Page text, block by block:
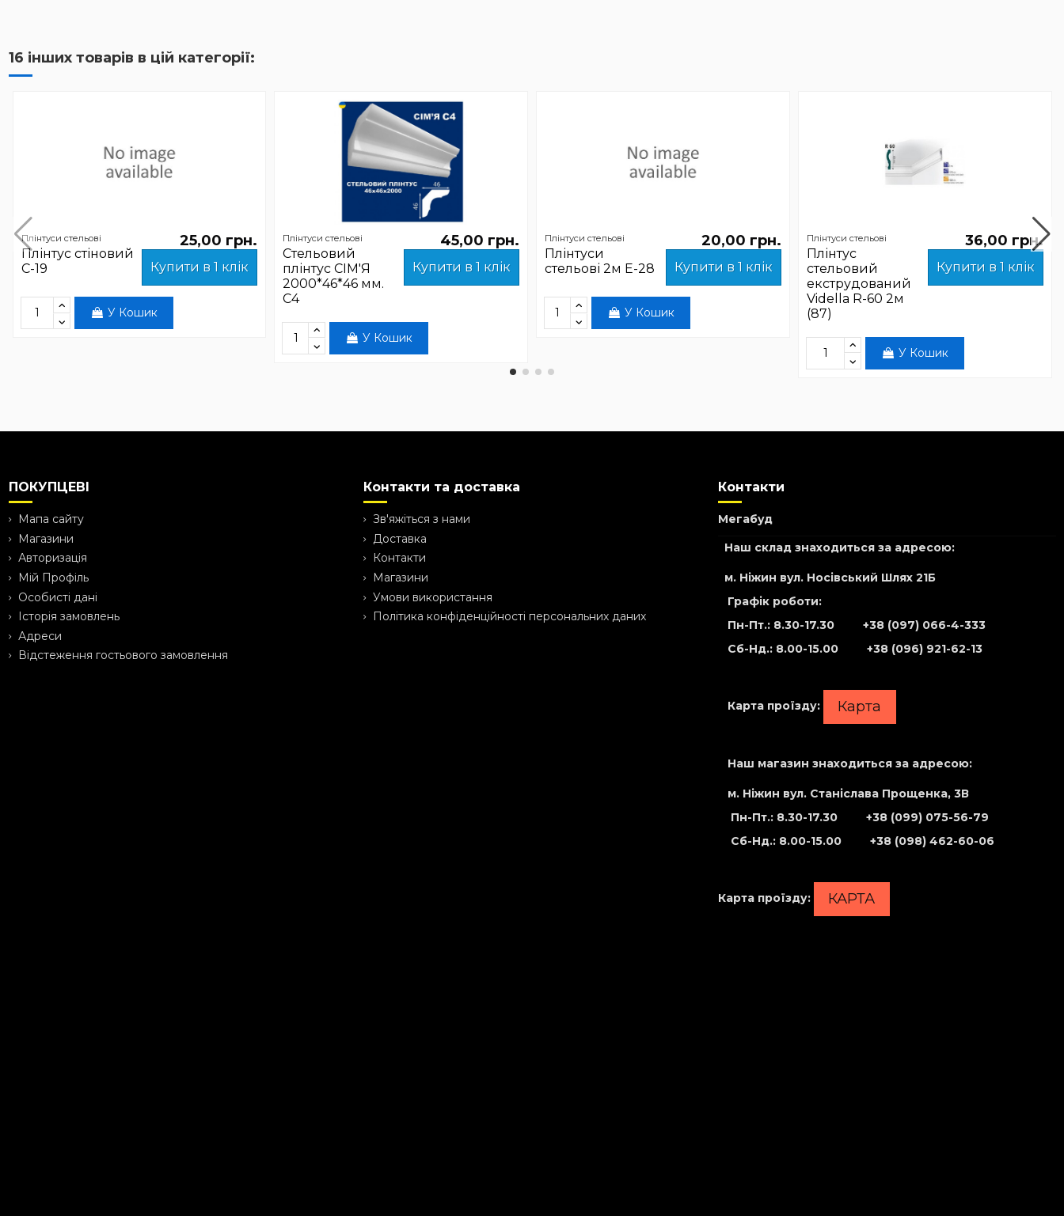
16 інших товарів в цій категорії:
Плінтуси стельові
Плінтус стіновий
С-19
25,00 грн.
Купити в 1 клік
У Кошик
Плінтуси стельові
Стельовий
плінтус СІМ'Я
2000*46*46 мм.
С4
45,00 грн.
Купити в 1 клік
У Кошик
Плінтуси стельові
Плінтуси
стельові 2м Е-28
20,00 грн.
Купити в 1 клік
У Кошик
Плінтуси стельові
Плінтус
стельовий
екструдований
Vidella R-60 2м
(87)
36,00 грн.
Купити в 1 клік
У Кошик
ПОКУПЦЕВІ
Мапа сайту
Магазини
Авторизація
Мій Профіль
Особисті дані
Історія замовлень
Адреси
Відстеження гостьового замовлення
Контакти та доставка
Зв'яжіться з нами
Доставка
Контакти
Магазини
Умови використання
Політика конфіденційності персональних даних
Контакти
Мегабуд
Наш склад знаходиться за адресою:
м. Ніжин вул. Носівський Шлях 21Б
Графік роботи:
Пн-Пт.: 8.30-17.30 +38 (097) 066-4-333
Сб-Нд.: 8.00-15.00 +38 (096) 921-62-13
Карта проїзду: Карта
Наш магазин знаходиться за адресою:
м. Ніжин вул. Станіслава Прощенка, 3В
Пн-Пт.: 8.30-17.30 +38 (099) 075-56-79
Сб-Нд.: 8.00-15.00 +38 (098) 462-60-06
Карта проїзду: КАРТА